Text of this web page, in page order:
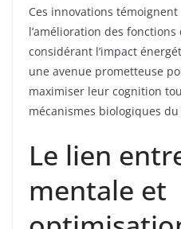
Ces innovations
l’amélioration des
considérant l’impact
une avenue prometteuse
maximiser leur cognition
mécanismes biologiques du
Le lien
mentale et